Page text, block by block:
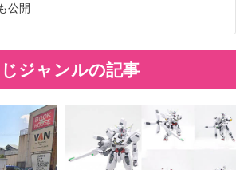
公開
じジャンルの記事